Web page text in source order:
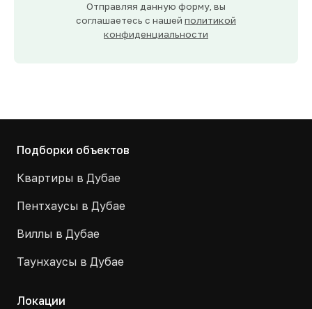
Отправляя данную форму, вы
соглашаетесь с нашей политикой
конфиденциальности
Подборки объектов
Квартиры в Дубае
Пентхаусы в Дубае
Виллы в Дубае
Таунхаусы в Дубае
Локации